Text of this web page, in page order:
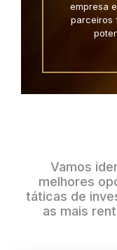
empresa
parceiros
Vamos
melhores
táticas de
as mais